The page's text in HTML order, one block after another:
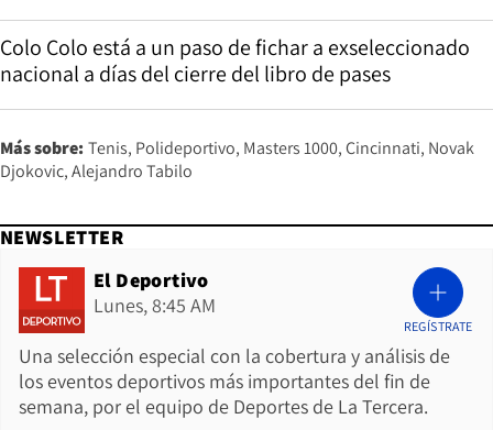
Colo Colo está a un paso de fichar a exseleccionado
nacional a días del cierre del libro de pases
Más sobre: Tenis Polideportivo Masters 1000 Cincinnati Novak
Djokovic Alejandro Tabilo
NEWSLETTER
El Deportivo
Lunes, 8:45 AM
Una selección especial con la cobertura y análisis de
los eventos deportivos más importantes del fin de
semana, por el equipo de Deportes de La Tercera.
REGÍSTRATE